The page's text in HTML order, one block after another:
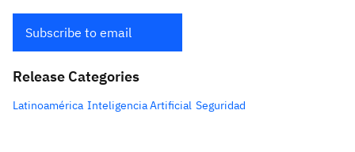
Subscribe to email
Release Categories
Latinoamérica Inteligencia Artificial Seguridad